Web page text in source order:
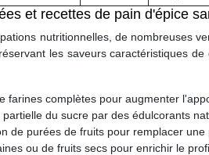
et recettes de pain d'épice
nutritionnelles, de nombreuses
les saveurs caractéristiques
farines complètes pour augmenter
partielle du sucre par des édulcorants
de purées de fruits pour remplacer
ou de fruits secs pour enrichir le